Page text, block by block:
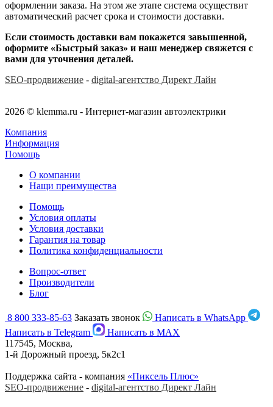
оформлении заказа. На этом же этапе система осуществит
автоматический расчет срока и стоимости доставки.
Если стоимость доставки вам покажется завышенной,
оформите «Быстрый заказ» и наш менеджер свяжется с
вами для уточнения деталей.
SEO-продвижение - digital-агентство Директ Лайн
2026 © klemma.ru - Интернет-магазин автоэлектрики
Компания
Информация
Помощь
О компании
Нащи преимущества
Помощь
Условия оплаты
Условия доставки
Гарантия на товар
Политика конфиденциальности
Вопрос-ответ
Производители
Блог
8 800 333-85-63 Заказать звонок
Написать в WhatsApp
Написать в Telegram
Написать в MAX
117545, Москва,
1-й Дорожный проезд, 5к2с1
Поддержка сайта - компания «Пиксель Плюс»
SEO-продвижение - digital-агентство Директ Лайн